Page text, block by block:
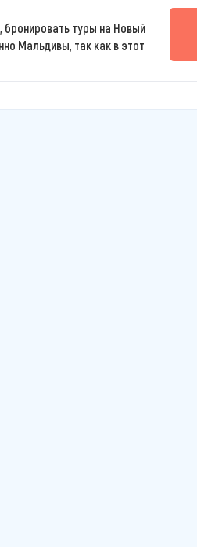
бронировать туры на Новый
Мальдивы, так как в этот